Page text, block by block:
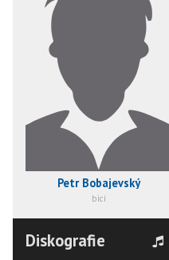
Petr Bobajevský
bicí
Diskografie